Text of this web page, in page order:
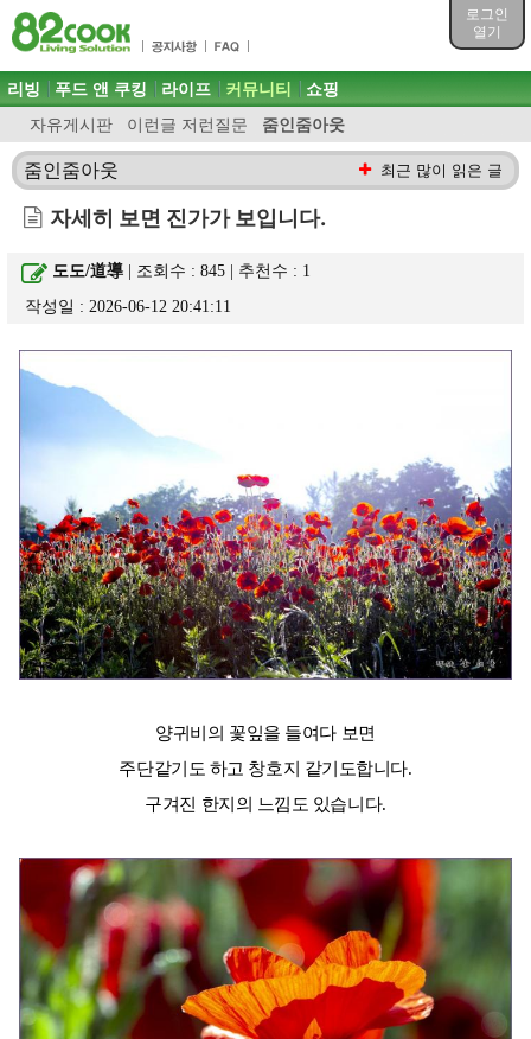
로그인
열기
목차
주메뉴 바로가기
컨텐츠 바로가기
검색 바로가기
로그인 바로가기
주메뉴
리빙 푸드 앤 쿠킹 라이프 커뮤니티
자유게시판 이런글 저런질문 줌인줌아웃
쇼핑
줌인줌아웃 최근 많이 읽은 글
자세히 보면 진가가 보입니다.
도도/道導 | 조회수 : 845 | 추천수 : 1
작성일 : 2026-06-12 20:41:11
양귀비의 꽃잎을 들여다 보면
주단같기도 하고 창호지 같기도합니다.
구겨진 한지의 느낌도 있습니다.